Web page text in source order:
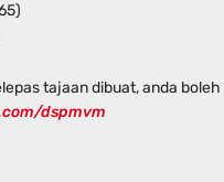
tajaan dibuat, anda
dspmvm